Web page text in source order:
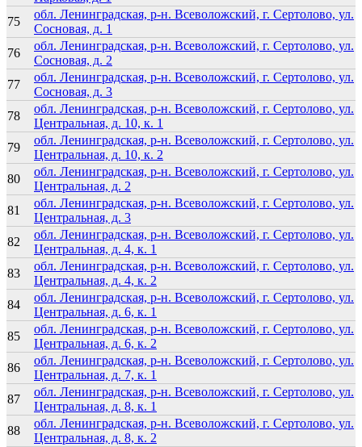
75
обл. Ленинградская, р-н. Всеволожский, г. Сертолово, ул.
Сосновая, д. 1
76
обл. Ленинградская, р-н. Всеволожский, г. Сертолово, ул.
Сосновая, д. 2
77
обл. Ленинградская, р-н. Всеволожский, г. Сертолово, ул.
Сосновая, д. 3
78
обл. Ленинградская, р-н. Всеволожский, г. Сертолово, ул.
Центральная, д. 10, к. 1
79
обл. Ленинградская, р-н. Всеволожский, г. Сертолово, ул.
Центральная, д. 10, к. 2
80
обл. Ленинградская, р-н. Всеволожский, г. Сертолово, ул.
Центральная, д. 2
81
обл. Ленинградская, р-н. Всеволожский, г. Сертолово, ул.
Центральная, д. 3
82
обл. Ленинградская, р-н. Всеволожский, г. Сертолово, ул.
Центральная, д. 4, к. 1
83
обл. Ленинградская, р-н. Всеволожский, г. Сертолово, ул.
Центральная, д. 4, к. 2
84
обл. Ленинградская, р-н. Всеволожский, г. Сертолово, ул.
Центральная, д. 6, к. 1
85
обл. Ленинградская, р-н. Всеволожский, г. Сертолово, ул.
Центральная, д. 6, к. 2
86
обл. Ленинградская, р-н. Всеволожский, г. Сертолово, ул.
Центральная, д. 7, к. 1
87
обл. Ленинградская, р-н. Всеволожский, г. Сертолово, ул.
Центральная, д. 8, к. 1
88
обл. Ленинградская, р-н. Всеволожский, г. Сертолово, ул.
Центральная, д. 8, к. 2